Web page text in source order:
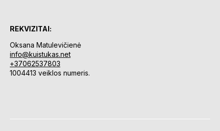
REKVIZITAI:
Oksana Matulevičienė
info@kuistukas.net
+37062537803
1004413 veiklos numeris.